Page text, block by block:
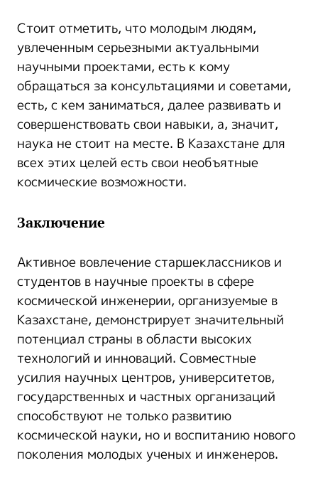
Стоит отметить, что молодым людям,
увлеченным серьезными актуальными
научными проектами, есть к кому
обращаться за консультациями и советами,
есть, с кем заниматься, далее развивать и
совершенствовать свои навыки, а, значит,
наука не стоит на месте. В Казахстане для
всех этих целей есть свои необъятные
космические возможности.
Заключение
Активное вовлечение старшеклассников и
студентов в научные проекты в сфере
космической инженерии, организуемые в
Казахстане, демонстрирует значительный
потенциал страны в области высоких
технологий и инноваций. Совместные
усилия научных центров, университетов,
государственных и частных организаций
способствуют не только развитию
космической науки, но и воспитанию нового
поколения молодых ученых и инженеров.